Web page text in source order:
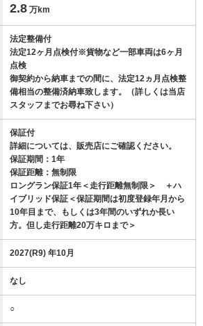
2.8 万km
法定整備付
法定12ヶ月点検付※貨物など一部車両は6ヶ月
点検
御契約から納車までの間に、法定12ヵ月点検整
備相当の整備済納車致します。（詳しくは当店
スタッフまでお尋ね下さい）
保証付
詳細については、販売店にご確認ください。
保証期間：1年
保証距離：無制限
ロングラン保証1年＜走行距離無制限＞ ＋ハ
イブリッド保証＜保証期間は初度登録年月から
10年目まで、もしくは3年間のいずれか長い
方。但し走行距離20万キロまで＞
2027(R9) 年10月
なし
○